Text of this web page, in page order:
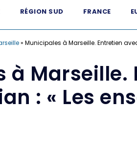
RÉGION SUD FRANCE
» Municipales à Marseille. Entretien
à
: « Les